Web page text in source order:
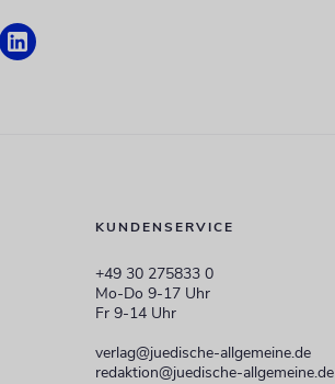
KUNDENSERVICE
+49 30 275833 0
Mo-Do 9-17 Uhr
Fr 9-14 Uhr
verlag@juedische-allgemeine.de
redaktion@juedische-allgemeine.de